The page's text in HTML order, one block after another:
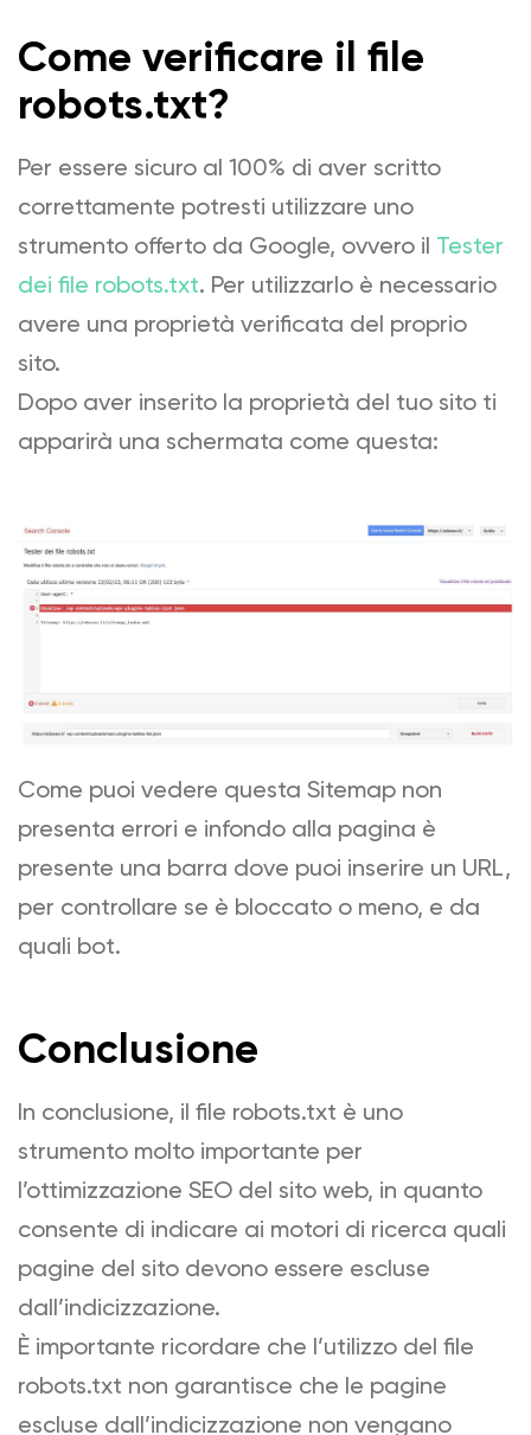
Come verificare il file
robots.txt?
Per essere sicuro al 100% di aver scritto
correttamente potresti utilizzare uno
strumento offerto da Google, ovvero il Tester
dei file robots.txt. Per utilizzarlo è necessario
avere una proprietà verificata del proprio
sito.
Dopo aver inserito la proprietà del tuo sito ti
apparirà una schermata come questa:
Come puoi vedere questa Sitemap non
presenta errori e infondo alla pagina è
presente una barra dove puoi inserire un URL,
per controllare se è bloccato o meno, e da
quali bot.
Conclusione
In conclusione, il file robots.txt è uno
strumento molto importante per
l’ottimizzazione SEO del sito web, in quanto
consente di indicare ai motori di ricerca quali
pagine del sito devono essere escluse
dall’indicizzazione.
È importante ricordare che l’utilizzo del file
robots.txt non garantisce che le pagine
escluse dall’indicizzazione non vengano